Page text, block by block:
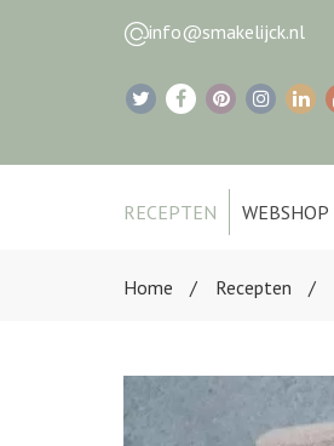
info@smakelijck.nl
RECEPTEN WEBSHOP
Home Recepten